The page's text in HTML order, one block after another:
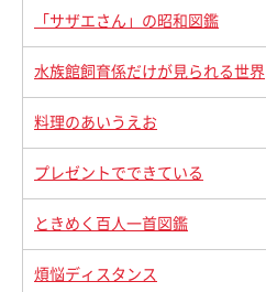
「サザエさん」の昭和図鑑
水族館飼育係だけが見られる世界
料理のあいうえお
プレゼントでできている
ときめく百人一首図鑑
煩悩ディスタンス